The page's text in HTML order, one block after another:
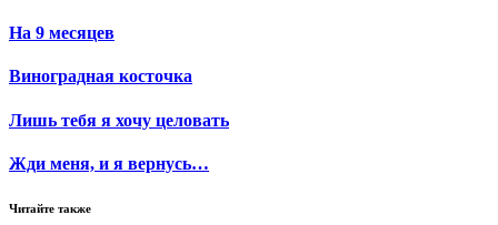
На 9 месяцев
Виноградная косточка
Лишь тебя я хочу целовать
Жди меня, и я вернусь…
Читайте также